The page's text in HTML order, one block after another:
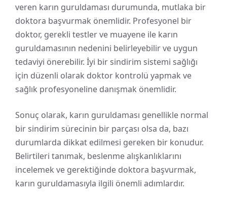
veren karın guruldaması durumunda, mutlaka bir
doktora başvurmak önemlidir. Profesyonel bir
doktor, gerekli testler ve muayene ile karın
guruldamasının nedenini belirleyebilir ve uygun
tedaviyi önerebilir. İyi bir sindirim sistemi sağlığı
için düzenli olarak doktor kontrolü yapmak ve
sağlık profesyoneline danışmak önemlidir.
Sonuç olarak, karın guruldaması genellikle normal
bir sindirim sürecinin bir parçası olsa da, bazı
durumlarda dikkat edilmesi gereken bir konudur.
Belirtileri tanımak, beslenme alışkanlıklarını
incelemek ve gerektiğinde doktora başvurmak,
karın guruldamasıyla ilgili önemli adımlardır.